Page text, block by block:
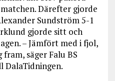
Därefter gjorde
Sundström 5-1
gjorde sitt och
– Jämfört med i fjol,
säger Falu BS
DalaTidningen.